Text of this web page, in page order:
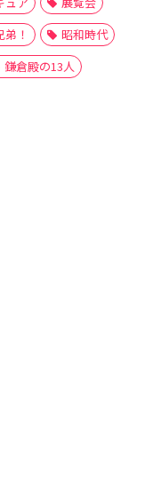
弟！
昭和時代
鎌倉殿の13人